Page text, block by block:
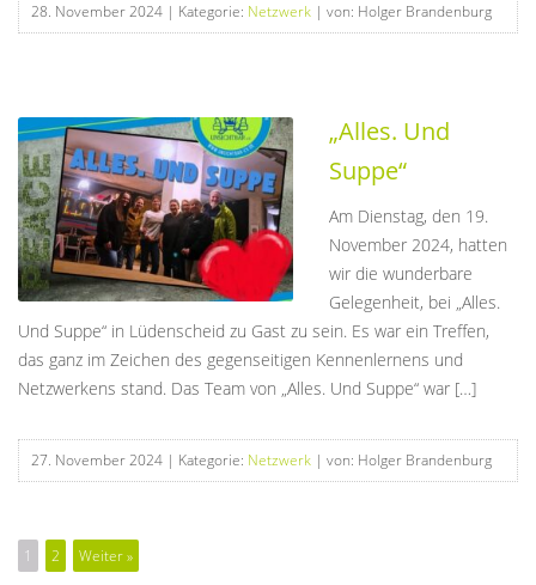
28. November 2024 | Kategorie: Netzwerk | von: Holger Brandenburg
„Alles. Und
Suppe“
Am Dienstag, den 19.
November 2024, hatten
wir die wunderbare
Gelegenheit, bei „Alles.
Und Suppe“ in Lüdenscheid zu Gast zu sein. Es war ein Treffen,
das ganz im Zeichen des gegenseitigen Kennenlernens und
Netzwerkens stand. Das Team von „Alles. Und Suppe“ war […]
27. November 2024 | Kategorie: Netzwerk | von: Holger Brandenburg
1 2 Weiter »